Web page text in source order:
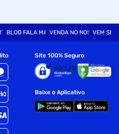
BLOG FALA MARTVENDA NO NOSSO SITE
VEM SER
Site 100% Seguro
Baixe o Aplicativo